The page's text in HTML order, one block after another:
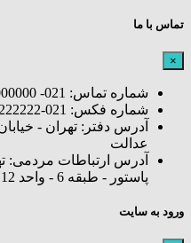
تماس با ما
×
شماره تماس: 021- 000000
شماره فکس: 021-222222
آدرس دفتر: تهران -
عدالت
آدرس ارتباطات مردمی:
پاستور - طبقه 6 - واحد 12
ورود به سایت